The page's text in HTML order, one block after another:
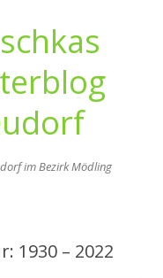
im Bezirk Mödling
1930 – 2022